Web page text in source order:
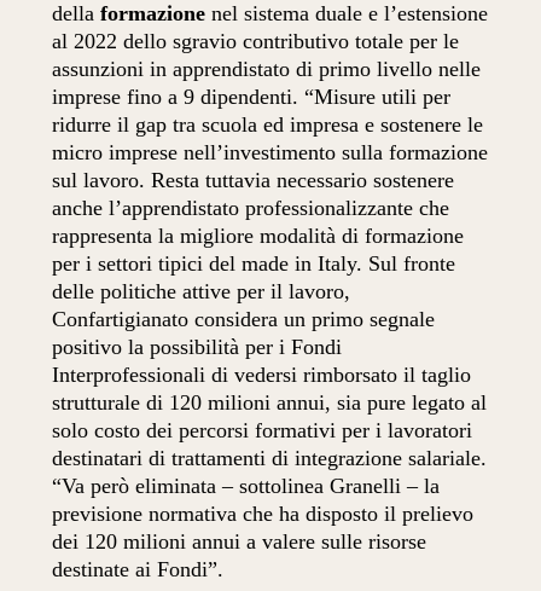
dellaformazione nel sistema duale e l’estensione
al 2022 dello sgravio contributivo totale per le
assunzioni in apprendistato di primo livello nelle
imprese fino a 9 dipendenti. “Misure utili per
ridurre il gap tra scuola ed impresa e sostenere le
micro imprese nell’investimento sulla formazione
sul lavoro. Resta tuttavia necessario sostenere
anche l’apprendistato professionalizzante che
rappresenta la migliore modalità di formazione
per i settori tipici del made in Italy. Sul fronte
delle politiche attive per il lavoro,
Confartigianato considera un primo segnale
positivo la possibilità per i Fondi
Interprofessionali di vedersi rimborsato il taglio
strutturale di 120 milioni annui, sia pure legato al
solo costo dei percorsi formativi per i lavoratori
destinatari di trattamenti di integrazione salariale.
“Va però eliminata – sottolinea Granelli – la
previsione normativa che ha disposto il prelievo
dei 120 milioni annui a valere sulle risorse
destinate ai Fondi”.